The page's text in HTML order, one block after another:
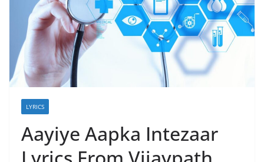
LYRICS
Aayiye Aapka Intezaar